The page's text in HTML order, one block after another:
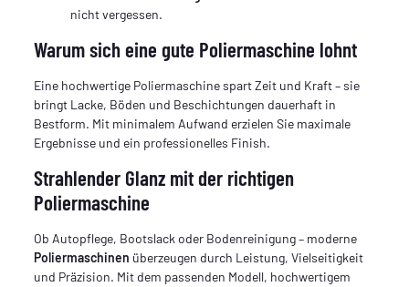
nicht vergessen.
Warum sich eine gute Poliermaschine lohnt
Eine hochwertige Poliermaschine spart Zeit und Kraft – sie
bringt Lacke, Böden und Beschichtungen dauerhaft in
Bestform. Mit minimalem Aufwand erzielen Sie maximale
Ergebnisse und ein professionelles Finish.
Strahlender Glanz mit der richtigen
Poliermaschine
Ob Autopflege, Bootslack oder Bodenreinigung – moderne
Poliermaschinen überzeugen durch Leistung, Vielseitigkeit
und Präzision. Mit dem passenden Modell, hochwertigem